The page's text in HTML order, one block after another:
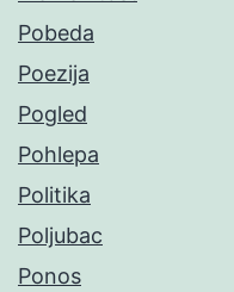
Pobeda
Poezija
Pogled
Pohlepa
Politika
Poljubac
Ponos